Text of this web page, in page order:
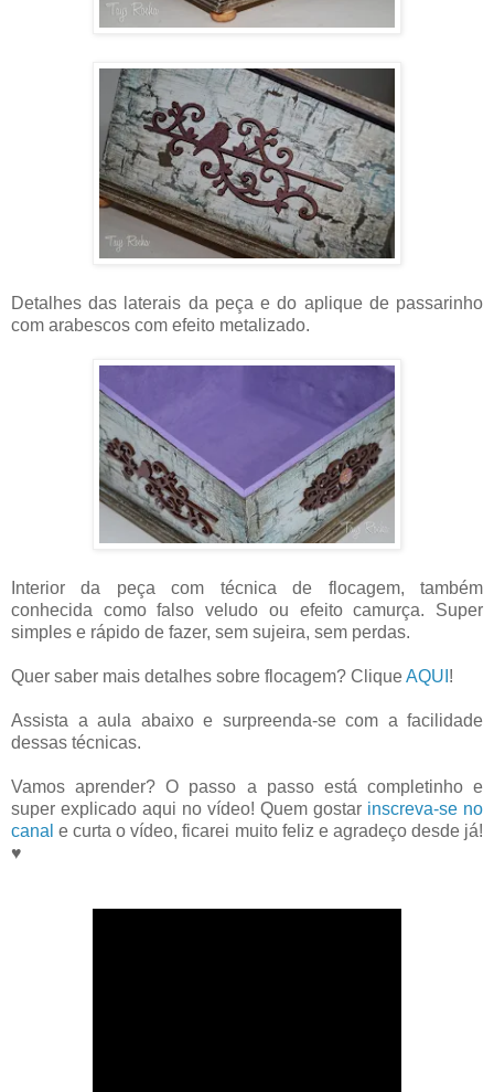
Detalhes das laterais da peça e do aplique de passarinho
com arabescos com efeito metalizado.
Interior da peça com técnica de flocagem, também
conhecida como falso veludo ou efeito camurça. Super
simples e rápido de fazer, sem sujeira, sem perdas.
Quer saber mais detalhes sobre flocagem? CliqueAQUI !
Assista a aula abaixo e surpreenda-se com a facilidade
dessas técnicas.
Vamos aprender? O passo a passo está completinho e
super explicado aqui no vídeo! Quem gostar inscreva-se no
canal e curta o vídeo, ficarei muito feliz e agradeço desde já!
♥